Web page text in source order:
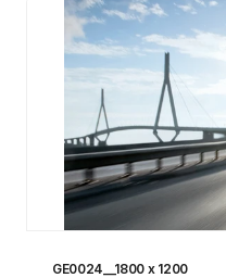
GE0024__1800 x 1200